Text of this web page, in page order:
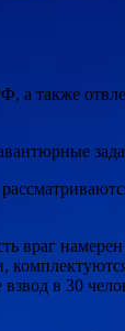
а также
враг
в 30